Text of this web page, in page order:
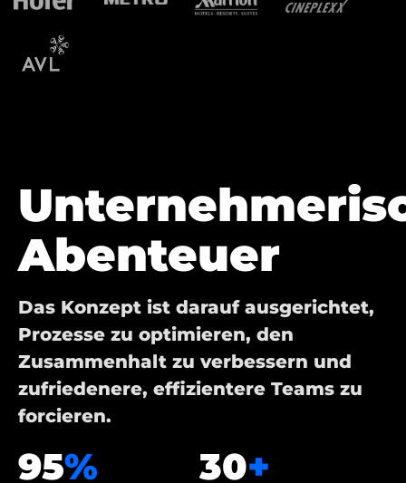
Abenteuer
Das Konzept ist darauf ausgerichtet,
Prozesse zu optimieren, den
Zusammenhalt zu verbessern und
zufriedenere, effizientere Teams zu
forcieren.
95% 30+